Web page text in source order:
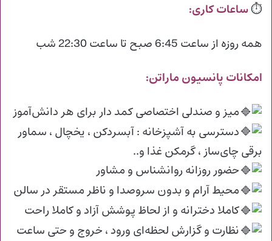
⏱ساعات کاری:
همه روزه از ساعت 6:45 صبح تا ساعت 22:30 شب
امکانات پانسیون ماراتن:
میز و صندلی اختصاصی کمد دار برای هر دانش‌آموز
دسترسی به آشپزخانه : آبسرد‌کن ، یخچال ، سماور
برقی چای‌ساز ، گرمکن غذا و..
حضور روزانه روانشناس و مشاور
محیط آرام و بدون سروصدا و ناظر مستقر در سالن
کاملا دخترانه و از لحاظ پوشش آزاد و کاملا راحت
نظارت و گزارش لحظه‌ای ورود ، خروج و حتی ساعت